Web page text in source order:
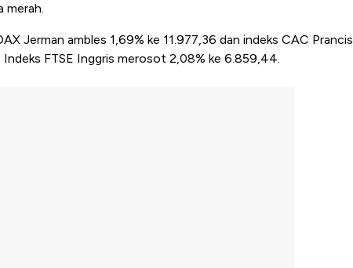
merah.
Jerman ambles 1,69% ke 11.977,36 dan indeks CAC Prancis
Indeks FTSE Inggris merosot 2,08% ke 6.859,44.